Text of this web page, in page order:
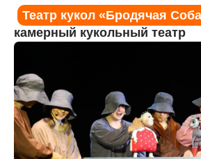
Театр кукол «Бродячая
камерный кукольный театр